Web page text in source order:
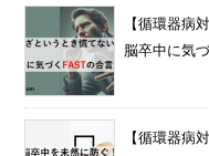
【循環器病
脳卒中に気
【循環器病